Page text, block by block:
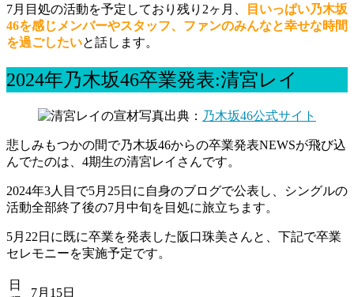
7月目処の活動を予定しており残り2ヶ月、
目いっぱい乃木坂
46を感じメンバーやスタッフ、ファンのみんなと幸せな時間
を過ごしたいと話します。
2024年乃木坂46卒業発表:清宮レイ
出典： 乃木坂46公式サイト
悲しみもつかの間で乃木坂46からの卒業発表NEWSが飛び込
んでたのは、4期生の清宮レイさんです。
2024年3人目で5月25日に自身のブログで公表し、シングルの
活動全部終了後の7月中旬を目処に旅立ちます。
5月22日に既に卒業を発表した阪口珠美さんと、下記で卒業
セレモニーを実施予定です。
日
7月15日